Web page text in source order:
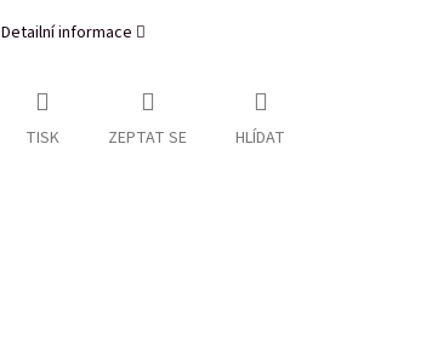
Detailní informace
TISK ZEPTAT SE HLÍDAT